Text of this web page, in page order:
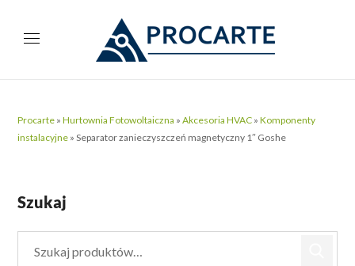
Procarte »Hurtownia Fotowoltaiczna »Akcesoria HVAC »Komponenty
instalacyjne »Separator zanieczyszczeń magnetyczny 1″ Goshe
Szukaj